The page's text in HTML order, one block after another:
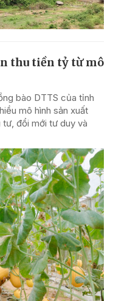
thu tiền tỷ từ mô
bào DTTS của tỉnh
mô hình sản xuất
đổi mới tư duy và